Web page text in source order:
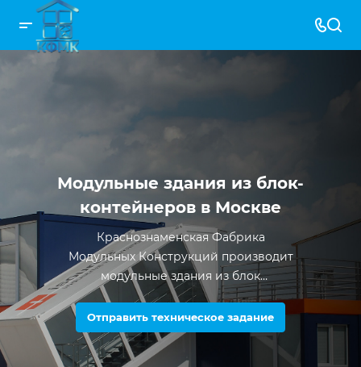
Модульные здания из блок-
контейнеров в Москве
Краснознаменская Фабрика
Модульных Конструкций производит
модульные здания из блок
контейнеров с 2012 года. За все время
существования компании было
произведено более 5000 единиц
продукции.
Отправить техническое задание